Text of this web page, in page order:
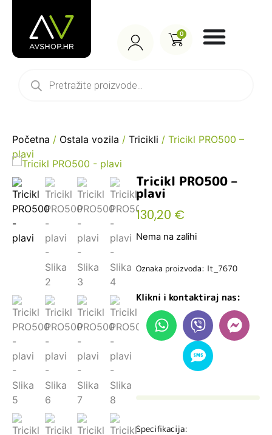
0
Početna / Ostala vozila / Tricikli / Tricikl PRO500 –
plavi
Tricikl PRO500 –
plavi
130,20 €
Nema na zalihi
Oznaka proizvoda: lt_7670
Klikni i kontaktiraj nas:
Specifikacija: